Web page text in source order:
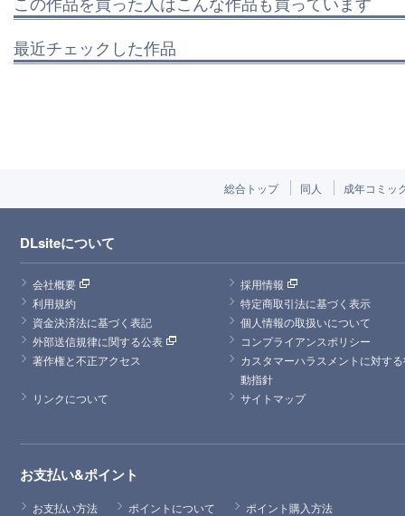
最近チェックした作品
総合トップ 同人 成年コミッ
DLsiteについて
会社概要
採用情報
利用規約
特定商取引法に基づく表示
資金決済法に基づく表記
個人情報の取扱いについて
外部送信規律に関する公表
コンプライアンスポリシー
著作権と不正アクセス
カスタマーハラスメントに対す
動指針
リンクについて
サイトマップ
お支払い&ポイント
お支払い方法 ポイントについて ポイント購入方法